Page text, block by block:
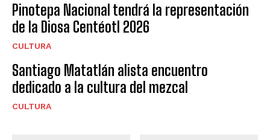
Pinotepa Nacional tendrá la representación
de la Diosa Centéotl 2026
CULTURA
Santiago Matatlán alista encuentro
dedicado a la cultura del mezcal
CULTURA